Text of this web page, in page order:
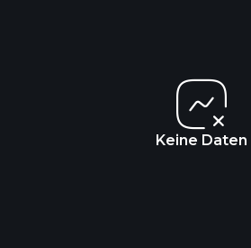
Keine Daten